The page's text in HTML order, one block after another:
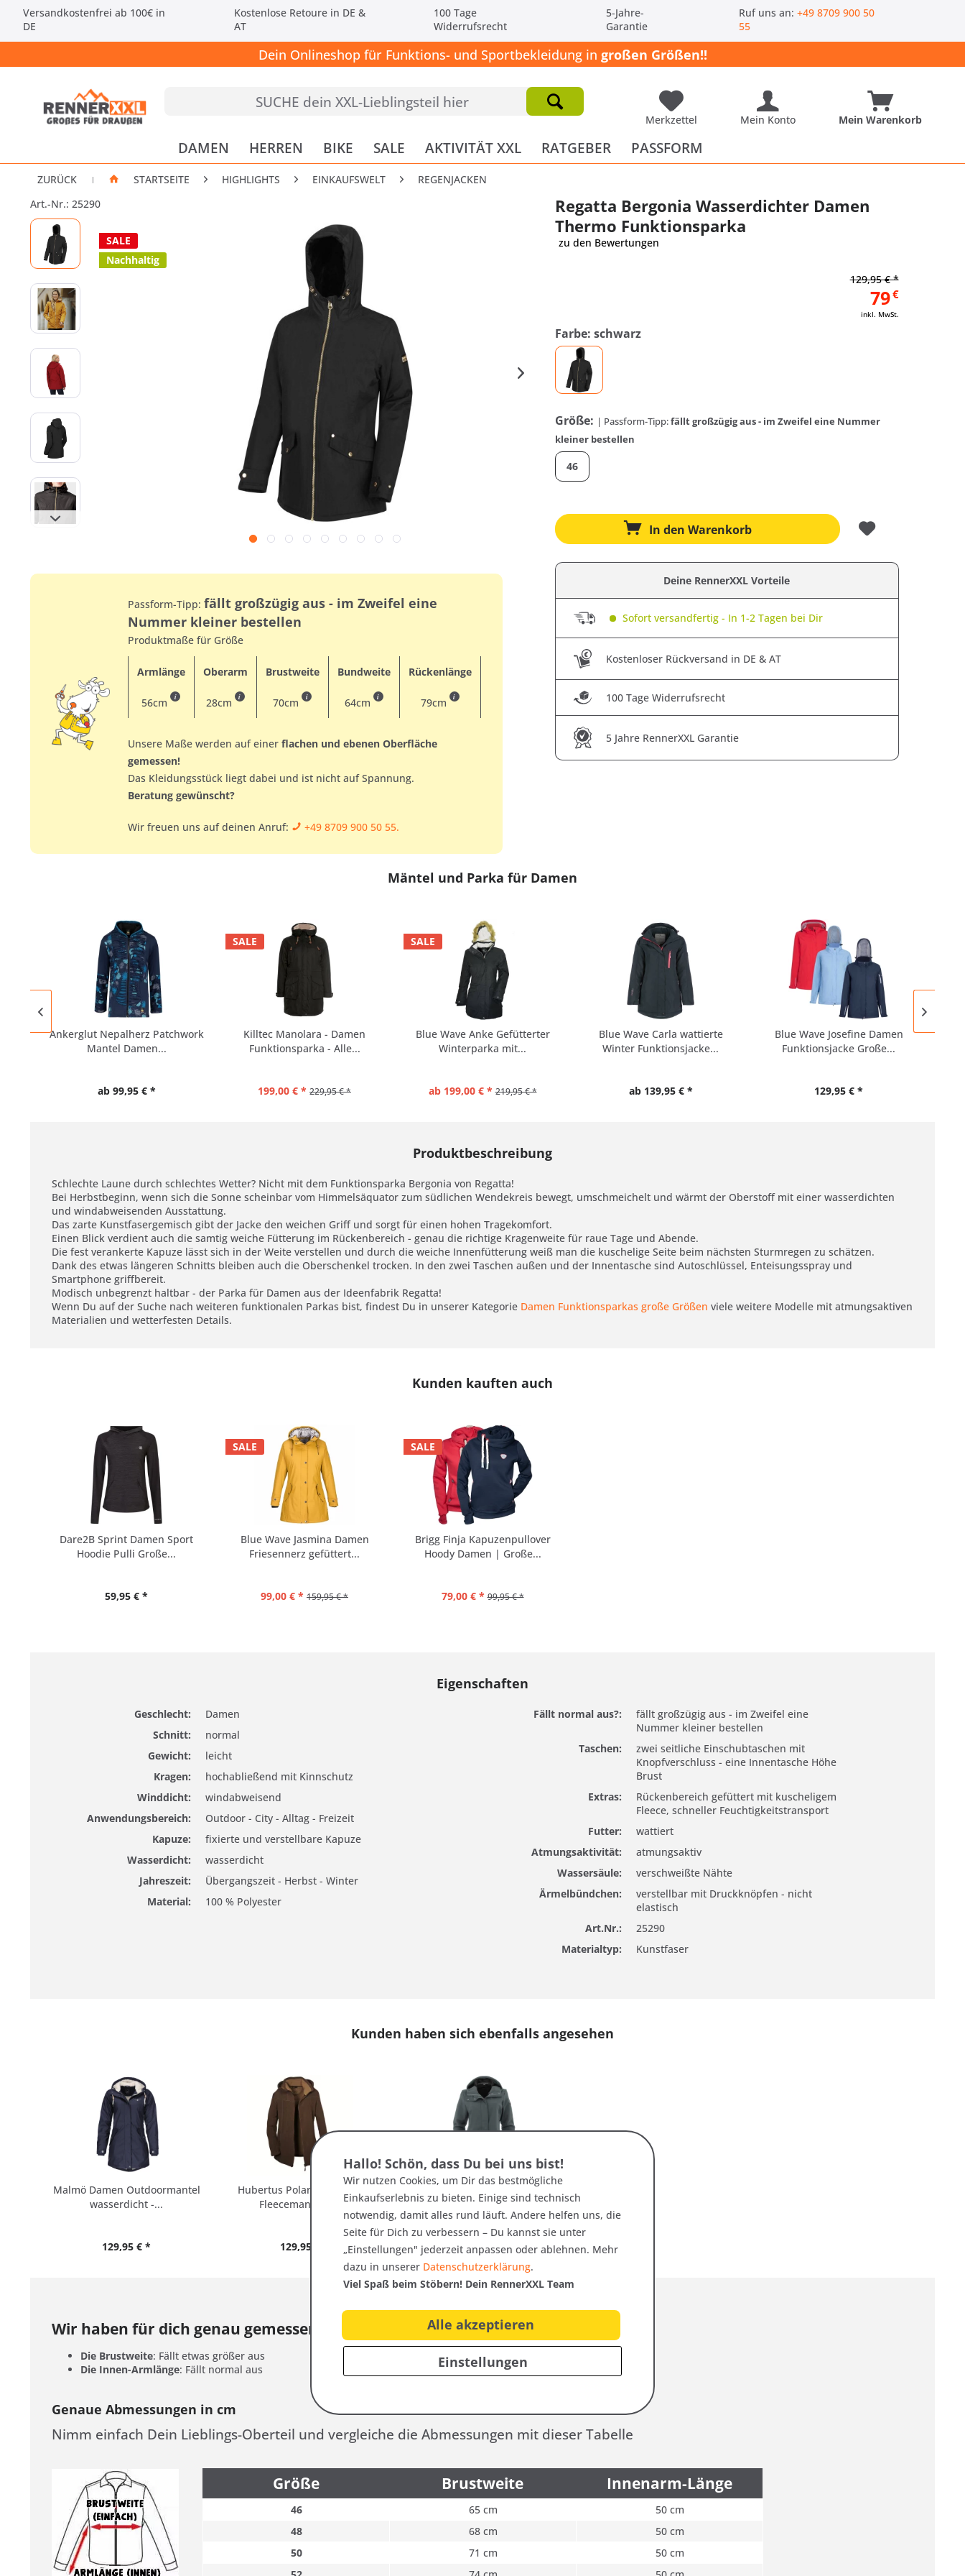
Versandkostenfrei ab 100€ in
DE
Kostenlose Retoure in DE &
AT
100 Tage
Widerrufsrecht
5-Jahre-
Garantie
Ruf uns an:+49 8709 900 50
55
Dein Onlineshop für Funktions- und Sportbekleidung in großen Größen!!
Merkzettel Mein Konto Mein Warenkorb
DAMEN HERREN BIKE SALE AKTIVITÄT XXL RATGEBER PASSFORM
ZURÜCK | STARTSEITE HIGHLIGHTS EINKAUFSWELT REGENJACKEN
SALE
Nachhaltig
Passform-Tipp: fällt großzügig aus - im Zweifel eine
Nummer kleiner bestellen
Produktmaße für Größe
Armlänge Oberarm Brustweite Bundweite Rückenlänge
56cm i 28cm i 70cm i 64cm i 79cm i
Unsere Maße werden auf einer flachen und ebenen Oberfläche
gemessen!
Das Kleidungsstück liegt dabei und ist nicht auf Spannung.
Beratung gewünscht?
Wir freuen uns auf deinen Anruf: +49 8709 900 50 55.
Regatta Bergonia Wasserdichter Damen
Thermo Funktionsparka
Art.-Nr.: 25290
zu den Bewertungen
79€
inkl. MwSt.
129,95 € *
Farbe: schwarz
Größe: | Passform-Tipp:fällt großzügig aus - im Zweifel eine Nummer
kleiner bestellen
46
In den Warenkorb
Deine RennerXXL Vorteile
Sofort versandfertig - In 1-2 Tagen bei Dir
Kostenloser Rückversand in DE & AT
100 Tage Widerrufsrecht
5 Jahre RennerXXL Garantie
Mäntel und Parka für Damen
Ankerglut Nepalherz Patchwork
Mantel Damen...
ab 99,95 € *
SALE
Killtec Manolara - Damen
Funktionsparka - Alle...
199,00 € * 229,95 € *
SALE
Blue Wave Anke Gefütterter
Winterparka mit...
ab 199,00 € * 219,95 € *
Blue Wave Carla wattierte
Winter Funktionsjacke...
ab 139,95 € *
Blue Wave Josefine Damen
Funktionsjacke Große...
129,95 € *
Produktbeschreibung
Schlechte Laune durch schlechtes Wetter? Nicht mit dem Funktionsparka Bergonia von Regatta!
Bei Herbstbeginn, wenn sich die Sonne scheinbar vom Himmelsäquator zum südlichen Wendekreis bewegt, umschmeichelt und wärmt der Oberstoff mit einer wasserdichten
und windabweisenden Ausstattung.
Das zarte Kunstfasergemisch gibt der Jacke den weichen Griff und sorgt für einen hohen Tragekomfort.
Einen Blick verdient auch die samtig weiche Fütterung im Rückenbereich - genau die richtige Kragenweite für raue Tage und Abende.
Die fest verankerte Kapuze lässt sich in der Weite verstellen und durch die weiche Innenfütterung weiß man die kuschelige Seite beim nächsten Sturmregen zu schätzen.
Dank des etwas längeren Schnitts bleiben auch die Oberschenkel trocken. In den zwei Taschen außen und der Innentasche sind Autoschlüssel, Enteisungsspray und
Smartphone griffbereit.
Modisch unbegrenzt haltbar - der Parka für Damen aus der Ideenfabrik Regatta!
Wenn Du auf der Suche nach weiteren funktionalen Parkas bist, findest Du in unserer Kategorie Damen Funktionsparkas große Größen viele weitere Modelle mit atmungsaktiven
Materialien und wetterfesten Details.
Kunden kauften auch
Dare2B Sprint Damen Sport
Hoodie Pulli Große...
59,95 € *
SALE
Blue Wave Jasmina Damen
Friesennerz gefüttert...
99,00 € * 159,95 € *
SALE
Brigg Finja Kapuzenpullover
Hoody Damen | Große...
79,00 € * 99,95 € *
Eigenschaften
Geschlecht:
Damen
Schnitt:
normal
Gewicht:
leicht
Kragen:
hochabließend mit Kinnschutz
Winddicht:
windabweisend
Anwendungsbereich:
Outdoor - City - Alltag - Freizeit
Kapuze:
fixierte und verstellbare Kapuze
Wasserdicht:
wasserdicht
Jahreszeit:
Übergangszeit - Herbst - Winter
Material:
100 % Polyester
Fällt normal aus?:
fällt großzügig aus - im Zweifel eine
Nummer kleiner bestellen
Taschen:
zwei seitliche Einschubtaschen mit
Knopfverschluss - eine Innentasche Höhe
Brust
Extras:
Rückenbereich gefüttert mit kuscheligem
Fleece, schneller Feuchtigkeitstransport
Futter:
wattiert
Atmungsaktivität:
atmungsaktiv
Wassersäule:
verschweißte Nähte
Ärmelbündchen:
verstellbar mit Druckknöpfen - nicht
elastisch
Art.Nr.:
25290
Materialtyp:
Kunstfaser
Kunden haben sich ebenfalls angesehen
Malmö Damen Outdoormantel
wasserdicht -...
129,95 € *
Hubertus Polarbär - Damen
Fleecemantel mit...
129,95 € *
Maul Tällistock Damen
Softshellmantel Große Größen
129,95 € *
Wir haben für dich genau gemessen:
Die Brustweite: Fällt etwas größer aus
Die Innen-Armlänge: Fällt normal aus
Genaue Abmessungen in cm
Nimm einfach Dein Lieblings-Oberteil und vergleiche die Abmessungen mit dieser Tabelle
Größe Brustweite Innenarm-Länge
46 65 cm
50 cm
48
68 cm
50 cm
50
71 cm
50 cm
Hallo! Schön, dass Du bei uns bist!
Wir nutzen Cookies, um Dir das bestmögliche
Einkaufserlebnis zu bieten. Einige sind technisch
notwendig, damit alles rund läuft. Andere helfen uns, die
Seite für Dich zu verbessern – Du kannst sie unter
„Einstellungen" jederzeit anpassen oder ablehnen. Mehr
dazu in unserer Datenschutzerklärung.
Viel Spaß beim Stöbern! Dein RennerXXL Team
Alle akzeptieren
Einstellungen